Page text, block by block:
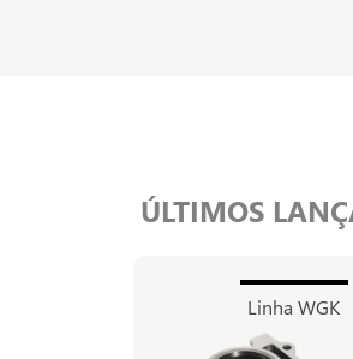
ÚLTIMOS
Linha WGK